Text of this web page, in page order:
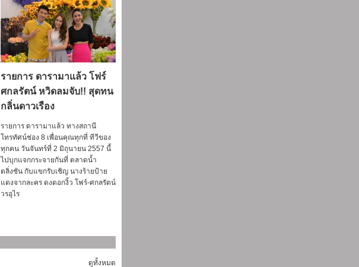
รายการ ดารามาแล้ว โฟร์
ศกลรัตน์ หวิดลมจับ!! สุดทน
กลิ่นดาวเรือง
รายการ ดารามาแล้ว ทางสถานี
โทรทัศน์ช่อง 8 เพื่อนคุณทุกที่ ทีวีของ
ทุกคน วันจันทร์ที่ 2 มิถุนายน 2557 นี้
ไปบุกแจกกระจายกันที่ ตลาดน้ำ
ตลิ่งชัน กับแขกรับเชิญ นางร้ายป้าย
แดงจากละคร ดงดอกงิ้ว โฟร์-ศกลรัตน์
วรอุไร
ดูทั้งหมด